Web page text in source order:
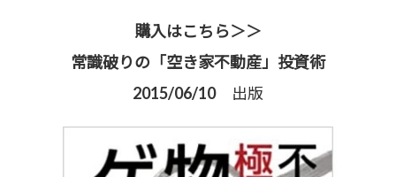
購入はこちら＞＞
常識破りの「空き家不動産」投資術
2015/06/10 出版